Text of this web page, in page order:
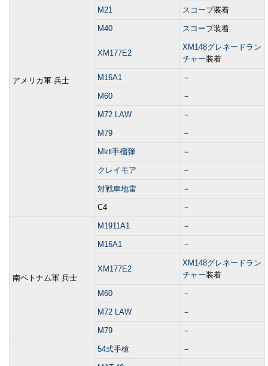
アメリカ軍 兵士
M21 スコープ装着
M40 スコープ装着
XM177E2
XM148グレネードラン
チャー装着
M16A1 －
M60 －
M72 LAW －
M79 －
MkⅡ手榴弾 －
クレイモア －
対戦車地雷 －
C4 －
南ベトナム軍 兵士
M1911A1 －
M16A1 －
XM177E2
XM148グレネードラン
チャー装着
M60 －
M72 LAW －
M79 －
54式手槍 －